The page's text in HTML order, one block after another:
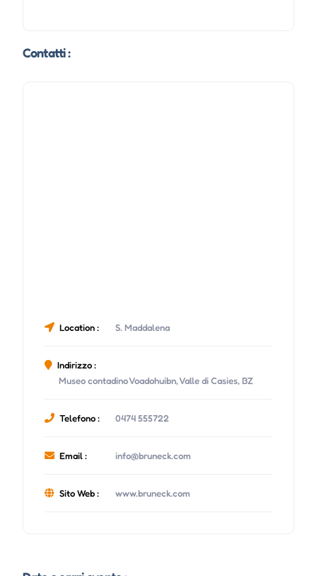
Contatti :
Location : S. Maddalena
Indirizzo :
Museo contadino Voadohuibn, Valle di Casies, BZ
Telefono : 0474 555722
Email : info@bruneck.com
Sito Web : www.bruneck.com